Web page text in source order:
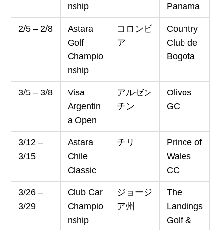
nship
Panama
2/5 – 2/8
Astara
Golf
Champio
nship
コロンビ
ア
Country
Club de
Bogota
3/5 – 3/8
Visa
Argentin
a Open
アルゼン
チン
Olivos
GC
3/12 –
3/15
Astara
Chile
Classic
チリ
Prince of
Wales
CC
3/26 –
3/29
Club Car
Champio
nship
ジョージ
ア州
The
Landings
Golf &